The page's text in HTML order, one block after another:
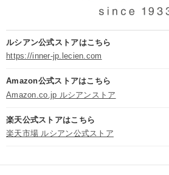
ルシアン公式ストアはこちら
https://inner-jp.lecien.com
Amazon公式ストアはこちら
Amazon.co.jp ルシアンストア
楽天公式ストアはこちら
楽天市場 ルシアン公式ストア